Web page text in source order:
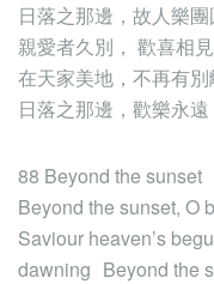
日落之那邊，故人樂團
親愛者久別， 歡喜相見
在天家美地，不再有別
日落之那邊，歡樂永遠
88 Beyond the sunset
Beyond the sunset, O
Saviour heaven’s
dawning Beyond the